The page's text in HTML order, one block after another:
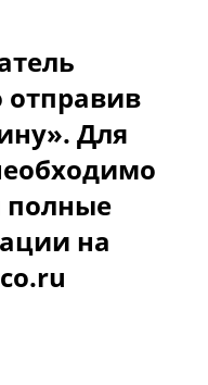
Для
полные
на